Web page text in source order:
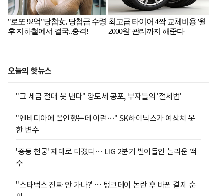
오늘의 핫뉴스
"그 세금 절대 못 낸다" 양도세 공포, 부자들의 '절세법'
"엔비디아에 올인했는데 이런…" SK하이닉스가 예상치 못
한 변수
'중동 천궁' 제대로 터졌다… LIG 2분기 벌어들인 놀라운 액
수
"스타벅스 진짜 안 가나?"… 탱크데이 논란 후 바뀐 결제 순